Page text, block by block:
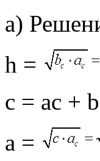
а)
h =
c = ac +
a =